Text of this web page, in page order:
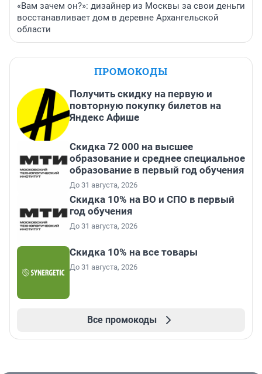
«Вам зачем он?»: дизайнер из Москвы за свои деньги
восстанавливает дом в деревне Архангельской
области
ПРОМОКОДЫ
Получить скидку на первую и
повторную покупку билетов на
Яндекс Афише
Скидка 72 000 на высшее
образование и среднее специальное
образование в первый год обучения
До 31 августа, 2026
Скидка 10% на ВО и СПО в первый
год обучения
До 31 августа, 2026
Скидка 10% на все товары
До 31 августа, 2026
Все промокоды